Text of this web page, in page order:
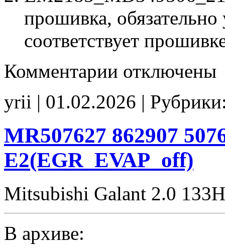
прошивка, обязательно
соответствует
Комментарии записи
218505
E2
отключены
yrii | 01.02.2026 |
MR507627 862907
E2(EGR_EVAP_off)
Mitsubishi Galant 2.0
В архиве: